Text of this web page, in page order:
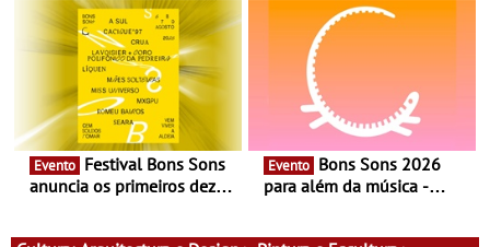
vinho, gastronomia e
música
Documentário, ensaio
fílmico e práticas artísticas
Evento
anuncia os primeiros dez
Evento
para além da música -